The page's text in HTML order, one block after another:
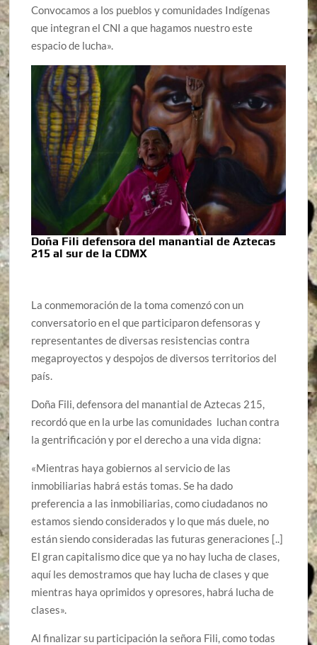
Convocamos a los pueblos y comunidades Indígenas
que integran el CNI a que hagamos nuestro este
espacio de lucha».
Doña Fili defensora del manantial de Aztecas
215 al sur de la CDMX
La conmemoración de la toma comenzó con un
conversatorio en el que participaron defensoras y
representantes de diversas resistencias contra
megaproyectos y despojos de diversos territorios del
país.
Doña Fili, defensora del manantial de Aztecas 215,
recordó que en la urbe las comunidades luchan contra
la gentrificación y por el derecho a una vida digna:
«Mientras haya gobiernos al servicio de las
inmobiliarias habrá estás tomas. Se ha dado
preferencia a las inmobiliarias, como ciudadanos no
estamos siendo considerados y lo que más duele, no
están siendo consideradas las futuras generaciones [..]
El gran capitalismo dice que ya no hay lucha de clases,
aquí les demostramos que hay lucha de clases y que
mientras haya oprimidos y opresores, habrá lucha de
clases».
Al finalizar su participación la señora Fili, como todas